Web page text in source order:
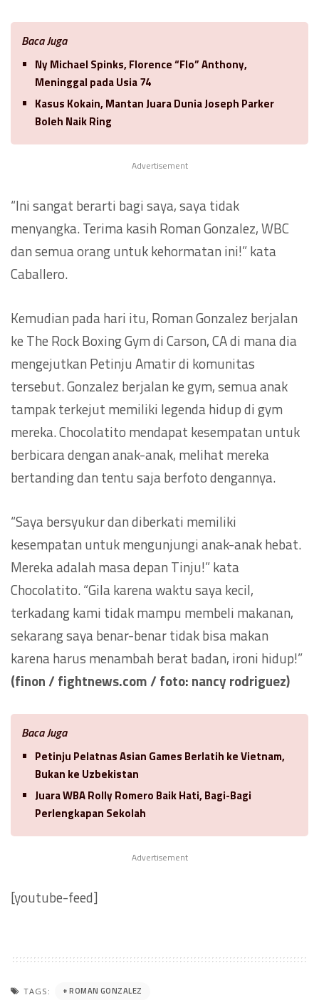
Baca Juga
Ny Michael Spinks, Florence “Flo” Anthony,
Meninggal pada Usia 74
Kasus Kokain, Mantan Juara Dunia Joseph Parker
Boleh Naik Ring
Advertisement
“Ini sangat berarti bagi saya, saya tidak
menyangka. Terima kasih Roman Gonzalez, WBC
dan semua orang untuk kehormatan ini!” kata
Caballero.
Kemudian pada hari itu, Roman Gonzalez berjalan
ke The Rock Boxing Gym di Carson, CA di mana dia
mengejutkan Petinju Amatir di komunitas
tersebut. Gonzalez berjalan ke gym, semua anak
tampak terkejut memiliki legenda hidup di gym
mereka. Chocolatito mendapat kesempatan untuk
berbicara dengan anak-anak, melihat mereka
bertanding dan tentu saja berfoto dengannya.
“Saya bersyukur dan diberkati memiliki
kesempatan untuk mengunjungi anak-anak hebat.
Mereka adalah masa depan Tinju!” kata
Chocolatito. “Gila karena waktu saya kecil,
terkadang kami tidak mampu membeli makanan,
sekarang saya benar-benar tidak bisa makan
karena harus menambah berat badan, ironi hidup!”
(finon / fightnews.com / foto: nancy rodriguez)
Baca Juga
Petinju Pelatnas Asian Games Berlatih ke Vietnam,
Bukan ke Uzbekistan
Juara WBA Rolly Romero Baik Hati, Bagi-Bagi
Perlengkapan Sekolah
Advertisement
[youtube-feed]
TAGS: ROMAN GONZALEZ